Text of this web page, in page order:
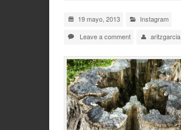
19 mayo, 2013
Instagram
Leave a comment
aritzgarcia